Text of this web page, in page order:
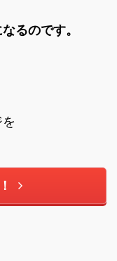
るのです。